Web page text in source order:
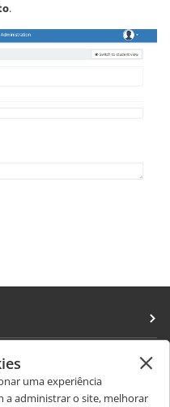
.
uma experiência
a administrar o site, melhorar